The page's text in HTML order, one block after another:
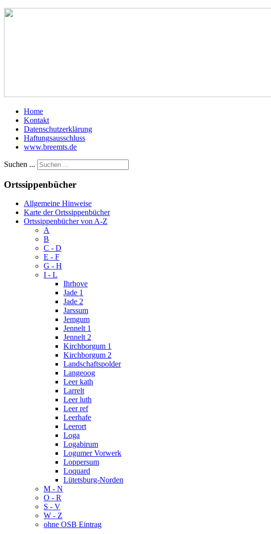
Home
Kontakt
Datenschutzerklärung
Haftungsausschluss
www.breemts.de
Suchen ...
Ortssippenbücher
Allgemeine Hinweise
Karte der Ortssippenbücher
Ortssippenbücher von A-Z
A
B
C - D
E - F
G - H
I - L
Ihrhove
Jade 1
Jade 2
Jarssum
Jemgum
Jennelt 1
Jennelt 2
Kirchborgum 1
Kirchborgum 2
Landschaftspolder
Langeoog
Leer kath
Larrelt
Leer luth
Leer ref
Leerhafe
Leerort
Loga
Logabirum
Logumer Vorwerk
Loppersum
Loquard
Lütetsburg-Norden
M - N
O - R
S - V
W - Z
ohne OSB Eintrag